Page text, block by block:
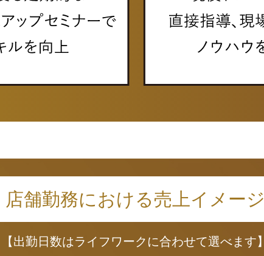
店舗勤務における売上イメージ
【出勤日数はライフワークに合わせて選べます】